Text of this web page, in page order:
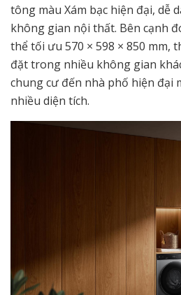
tông màu Xám bạc hiện đại, dễ
không gian nội thất. Bên cạnh
thể tối ưu 570 × 598 × 850 mm,
đặt trong nhiều không gian
chung cư đến nhà phố hiện đại
nhiều diện tích.